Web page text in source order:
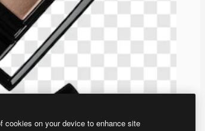
cookies on your device to enhance site